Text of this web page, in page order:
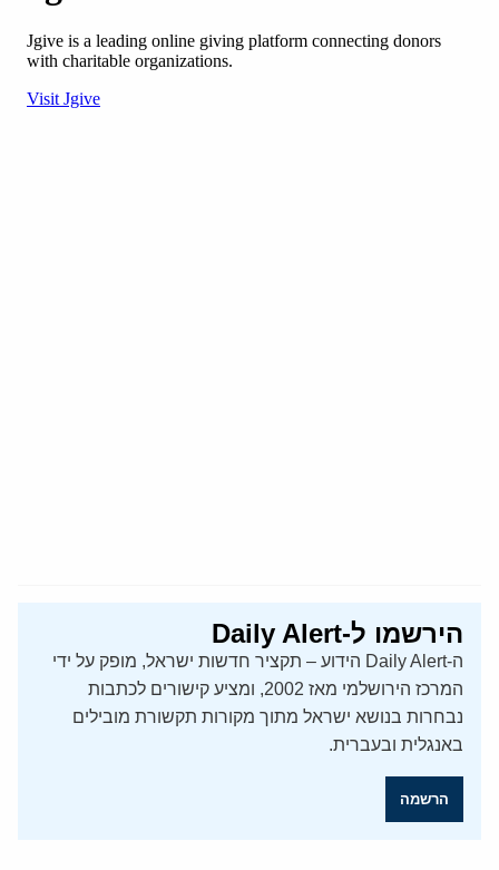
הירשמו ל-Daily Alert
ה-Daily Alert הידוע – תקציר חדשות ישראל, מופק על ידי
המרכז הירושלמי מאז 2002, ומציע קישורים לכתבות
נבחרות בנושא ישראל מתוך מקורות תקשורת מובילים
באנגלית ובעברית.
הרשמה